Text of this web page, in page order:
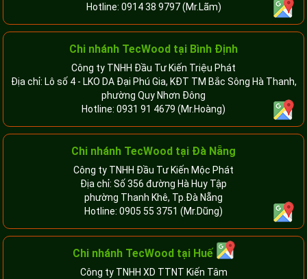
Hotline: 0914 38 9797(Mr.Lãm)
Chi nhánh TecWood tại Bình Định
Công ty TNHH Đầu Tư Kiến Triệu Phát
Địa chỉ: Lô số 4 - LKO DA Đại Phú Gia, KĐT TM Bắc Sông Hà Thanh,
phường Quy Nhơn Đông
Hotline: 0931 91 4679 (Mr.Hoàng)
Chi nhánh TecWood tại Đà Nẵng
Công ty TNHH Đầu Tư Kiến Mộc Phát
Địa chỉ: Số 356 đường Hà Huy Tập
phường Thanh Khê, Tp.Đà Nẵng
Hotline: 0905 55 3751 (Mr.Dũng)
Chi nhánh TecWood tại Huế
Công ty TNHH XD TTNT Kiến Tâm